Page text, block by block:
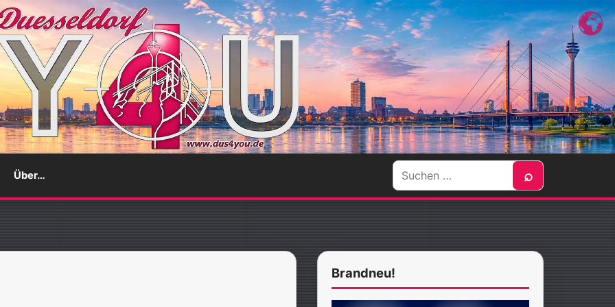
Über…
Suche
nach:
⌕
Brandneu!